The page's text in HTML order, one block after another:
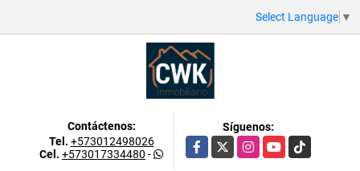
Select Language ▼
Contáctenos:
Tel. +573012498026
Cel. +573017334480 -
Síguenos:
Facebook
X InstagramYouTubeTikTok